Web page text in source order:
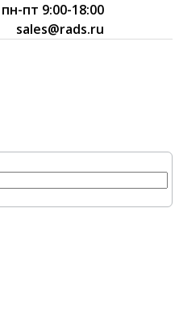
пн-пт 9:00-18:00
sales@rads.ru